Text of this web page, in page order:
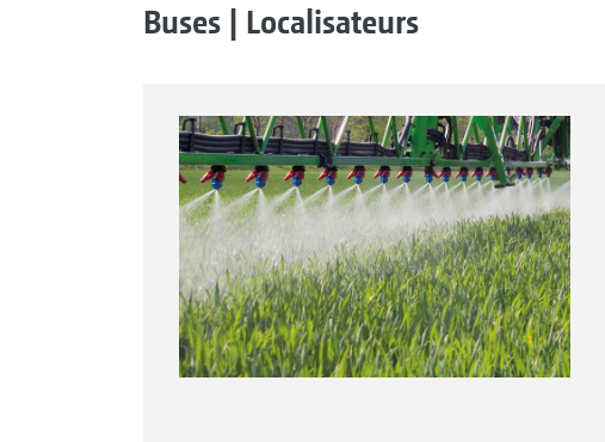
Buses | Localisateurs